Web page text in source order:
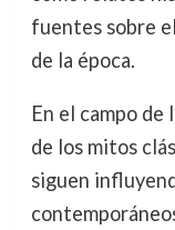
fuentes sobre
de la época.
En el campo
de los mitos
siguen